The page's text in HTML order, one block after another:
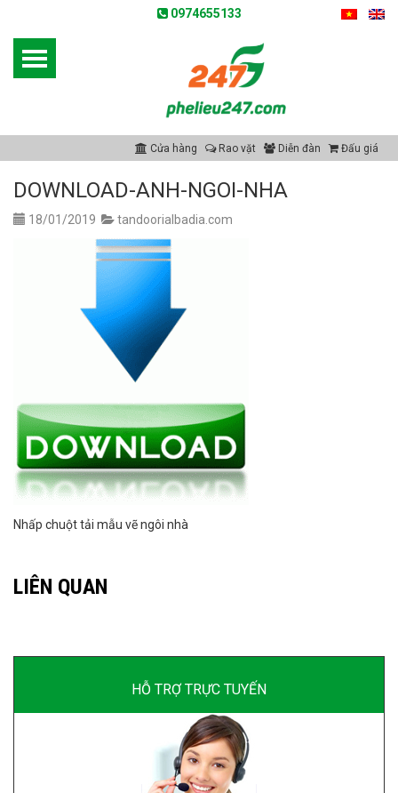
0974655133
Cửa hàng Rao vặt Diễn đàn Đấu giá
DOWNLOAD-ANH-NGOI-NHA
18/01/2019 tandoorialbadia.com
Nhấp chuột tải mẫu vẽ ngôi nhà
LIÊN QUAN
HỖ TRỢ TRỰC TUYẾN